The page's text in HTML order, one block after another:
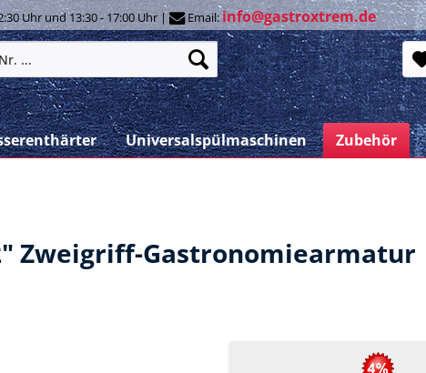
Uhr und 13:30 - 17:00 Uhr | Email:info@gastroxtrem.de
Universalspülmaschinen Zubehör
Zweigriff-Gastronomiearmatur